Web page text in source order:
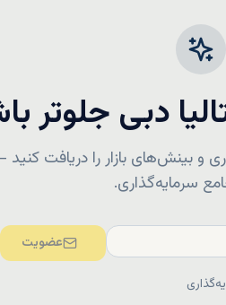
دبی جلوتر
بازار را دریافت کنید —
سرمایه‌گذاری.
عضویت